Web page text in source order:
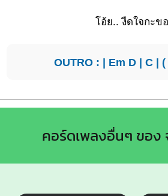
โอ้ย.. งืดใจกะข
OUTRO : | Em D| C| (
คอร์ดเพลงอื่นๆ ของ